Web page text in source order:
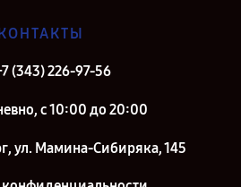
(343) 226-97-56
с 10:00 до 20:00
ул. Мамина-Сибиряка, 145